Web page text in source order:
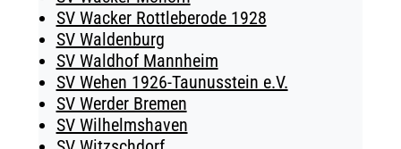
SV Wacker Rottleberode 1928
SV Waldenburg
SV Waldhof Mannheim
SV Wehen 1926-Taunusstein e.V.
SV Werder Bremen
SV Wilhelmshaven